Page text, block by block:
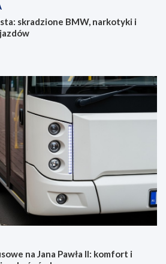
skradzione BMW, narkotyki i
na Jana Pawła II: komfort i